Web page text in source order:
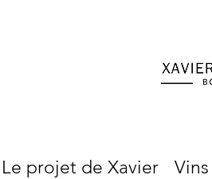
Le projet de Xavier